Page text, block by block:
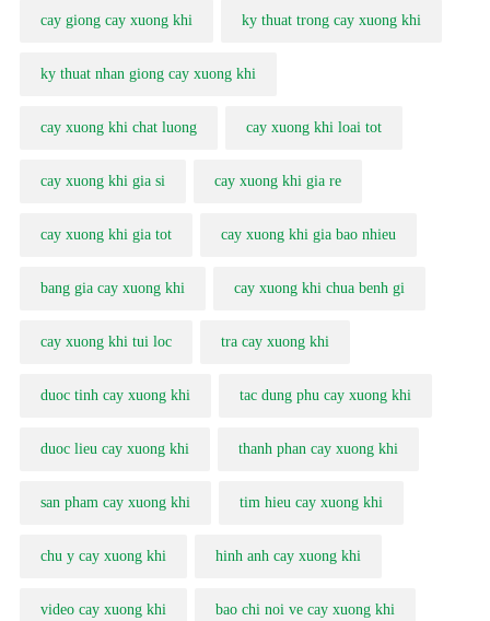
cay giong cay xuong khi ky thuat trong cay xuong khi
ky thuat nhan giong cay xuong khi
cay xuong khi chat luong cay xuong khi loai tot
cay xuong khi gia si cay xuong khi gia re
cay xuong khi gia tot cay xuong khi gia bao nhieu
bang gia cay xuong khi cay xuong khi chua benh gi
cay xuong khi tui loc tra cay xuong khi
duoc tinh cay xuong khi tac dung phu cay xuong khi
duoc lieu cay xuong khi thanh phan cay xuong khi
san pham cay xuong khi tim hieu cay xuong khi
chu y cay xuong khi hinh anh cay xuong khi
video cay xuong khi bao chi noi ve cay xuong khi